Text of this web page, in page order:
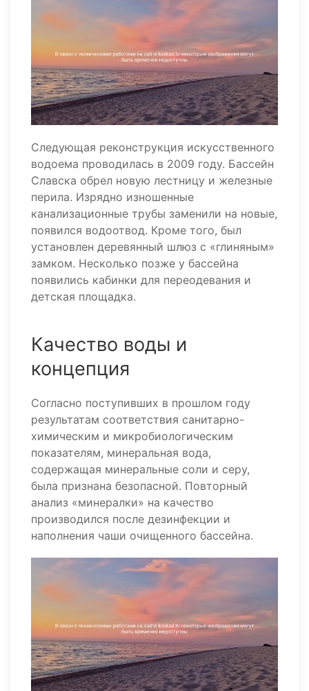
Следующая реконструкция искусственного
водоема проводилась в 2009 году. Бассейн
Славска обрел новую лестницу и железные
перила. Изрядно изношенные
канализационные трубы заменили на новые,
появился водоотвод. Кроме того, был
установлен деревянный шлюз с «глиняным»
замком. Несколько позже у бассейна
появились кабинки для переодевания и
детская площадка.
Качество воды и
концепция
Согласно поступивших в прошлом году
результатам соответствия санитарно-
химическим и микробиологическим
показателям, минеральная вода,
содержащая минеральные соли и серу,
была признана безопасной. Повторный
анализ «минералки» на качество
производился после дезинфекции и
наполнения чаши очищенного бассейна.